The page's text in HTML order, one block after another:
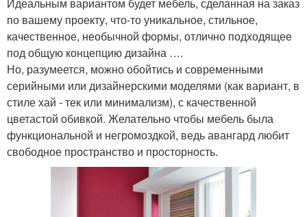
Идеальным вариантом будет мебель, сделанная на заказ
по вашему проекту, что-то уникальное, стильное,
качественное, необычной формы, отлично подходящее
под общую концепцию дизайна ….
Но, разумеется, можно обойтись и современными
серийными или дизайнерскими моделями (как вариант, в
стиле хай - тек или минимализм), с качественной
цветастой обивкой. Желательно чтобы мебель была
функциональной и негромоздкой, ведь авангард любит
свободное пространство и просторность.